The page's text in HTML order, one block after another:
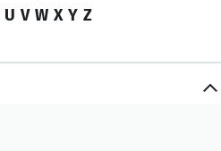
U V W X Y Z